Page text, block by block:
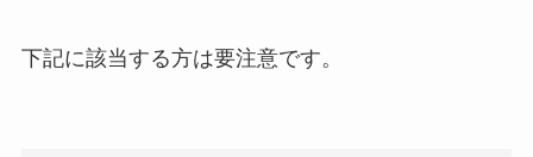
下記に該当する方は要注意です。